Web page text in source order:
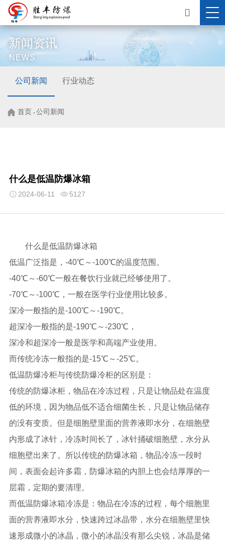
新闻资讯
NEWS
公司新闻 行业动态
首页 - 公司新闻
什么是低温防爆冰箱
2024-06-11 5127
什么是低温防爆冰箱
低温广泛指是，-40℃～-100℃的温度范围。
-40℃～-60℃一般在餐饮行业就已经够使用了。
-70℃～-100℃，一般在医学行业使用比较多。
深冷一般指的是-100℃～-190℃。
超深冷一般指的是-190℃～-230℃，
深冷和超深冷一般是医学和高端产业使用。
而传统冷冻一般指的是-15℃～-25℃。
低温防爆冷柜与传统防爆冷柜的区别是：
传统的防爆冰柜，物品在冷冻过程，只是让物品处在温度
低的环境，因为物品低不适合细菌生长，只是让物品储存
的没有变质。但是细胞壁里面的营养液即水分，在细胞壁
内形成了冰针，冷冻时间长了，冰针捅破细胞壁，水分从
细胞壁出来了。所以传统的防爆冰箱，物品冷冻一段时
间，表面会起许多霜，防爆冰箱的内胆上也会结厚厚的一
层霜，定期的要清理。
而低温防爆冰箱冷冻是：物品在冷冻的过程，每个细胞里
面的营养液即水分，快速跨过冰晶带，水分在细胞壁里快
速形成微小的冰晶，微小的冰晶没有那么尖锐，冰晶是储